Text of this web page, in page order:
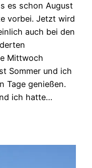
es schon August
vorbei. Jetzt wird
auch bei den
Mittwoch
Sommer und ich
Tage genießen.
ich hatte…